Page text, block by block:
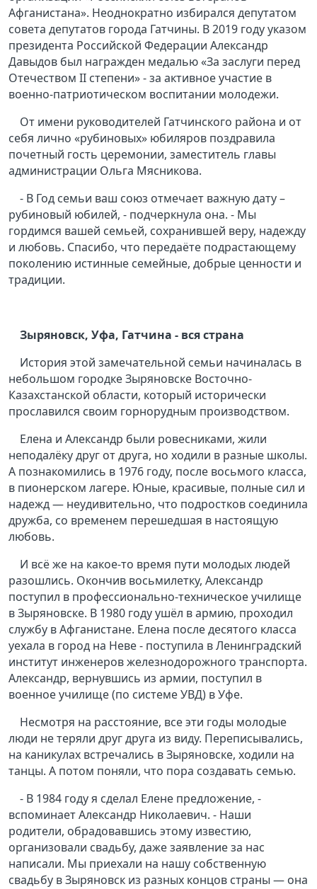
Афганистана». Неоднократно избирался депутатом
совета депутатов города Гатчины. В 2019 году указом
президента Российской Федерации Александр
Давыдов был награжден медалью «За заслуги перед
Отечеством II степени» - за активное участие в
военно-патриотическом воспитании молодежи.
От имени руководителей Гатчинского района и от
себя лично «рубиновых» юбиляров поздравила
почетный гость церемонии, заместитель главы
администрации Ольга Мясникова.
- В Год семьи ваш союз отмечает важную дату –
рубиновый юбилей, - подчеркнула она. - Мы
гордимся вашей семьей, сохранившей веру, надежду
и любовь. Спасибо, что передаёте подрастающему
поколению истинные семейные, добрые ценности и
традиции.
Зыряновск, Уфа, Гатчина - вся страна
История этой замечательной семьи начиналась в
небольшом городке Зыряновске Восточно-
Казахстанской области, который исторически
прославился своим горнорудным производством.
Елена и Александр были ровесниками, жили
неподалёку друг от друга, но ходили в разные школы.
А познакомились в 1976 году, после восьмого класса,
в пионерском лагере. Юные, красивые, полные сил и
надежд — неудивительно, что подростков соединила
дружба, со временем перешедшая в настоящую
любовь.
И всё же на какое-то время пути молодых людей
разошлись. Окончив восьмилетку, Александр
поступил в профессионально-техническое училище
в Зыряновске. В 1980 году ушёл в армию, проходил
службу в Афганистане. Елена после десятого класса
уехала в город на Неве - поступила в Ленинградский
институт инженеров железнодорожного транспорта.
Александр, вернувшись из армии, поступил в
военное училище (по системе УВД) в Уфе.
Несмотря на расстояние, все эти годы молодые
люди не теряли друг друга из виду. Переписывались,
на каникулах встречались в Зыряновске, ходили на
танцы. А потом поняли, что пора создавать семью.
- В 1984 году я сделал Елене предложение, -
вспоминает Александр Николаевич. - Наши
родители, обрадовавшись этому известию,
организовали свадьбу, даже заявление за нас
написали. Мы приехали на нашу собственную
свадьбу в Зыряновск из разных концов страны — она